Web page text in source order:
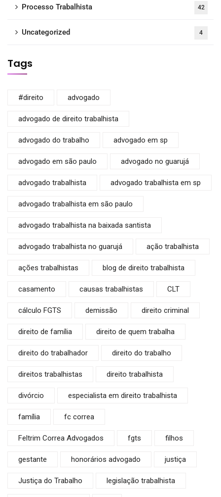
Processo Trabalhista 42
Uncategorized 4
Tags
#direito advogado
advogado de direito trabalhista
advogado do trabalho advogado em sp
advogado em são paulo advogado no guarujá
advogado trabalhista advogado trabalhista em sp
advogado trabalhista em são paulo
advogado trabalhista na baixada santista
advogado trabalhista no guarujá ação trabalhista
ações trabalhistas blog de direito trabalhista
casamento causas trabalhistas CLT
cálculo FGTS demissão direito criminal
direito de família direito de quem trabalha
direito do trabalhador direito do trabalho
direitos trabalhistas direito trabalhista
divórcio especialista em direito trabalhista
família fc correa
Feltrim Correa Advogados fgts filhos
gestante honorários advogado justiça
Justiça do Trabalho legislação trabalhista